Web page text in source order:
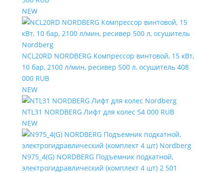
NEW
NCL20RD NORDBERG Компрессор винтовой, 15 кВт,
10 бар, 2100 л/мин, ресивер 500 л, осушитель 408
000 RUB
NEW
NTL31 NORDBERG Лифт для колес 54 000 RUB
NEW
N975_4(G) NORDBERG Подъемник подкатной,
электрогидравлический (комплект 4 шт) 2 501